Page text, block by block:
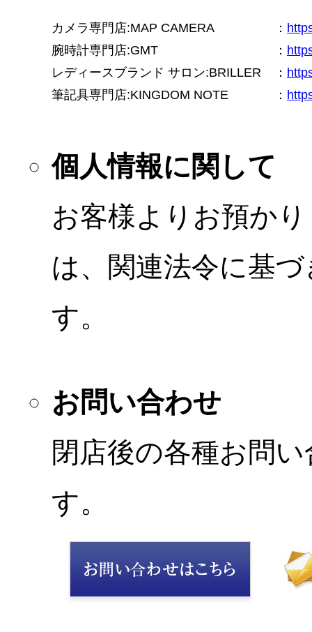
カメラ専門店:MAP CAMERA ：
腕時計専門店:GMT
：
レディースブランド サロン:BRILLER
：
筆記具専門店:KINGDOM NOTE
：
個人情報に関して
お客様よりお預か
は、関連法令に基
す。
お問い合わせ
閉店後の各種お問
す。